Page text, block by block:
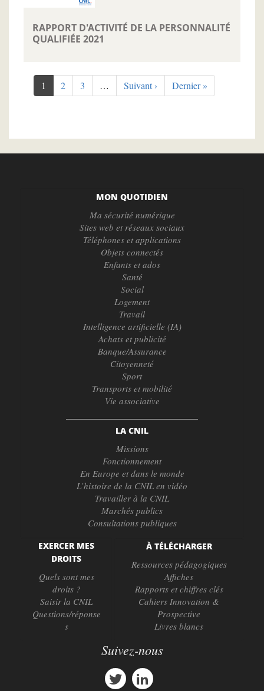
RAPPORT D'ACTIVITÉ DE LA PERSONNALITÉ
QUALIFIÉE 2021
Pagination
Page
courante
1 Page
2 Page
3 …
Page
suivante
Suivant ›
Dernière
page
Dernier »
MON QUOTIDIEN
Ma sécurité numérique
Sites web et réseaux sociaux
Téléphones et applications
Objets connectés
Enfants et ados
Santé
Social
Logement
Travail
Intelligence artificielle (IA)
Achats et publicité
Banque/Assurance
Citoyenneté
Sport
Transports et mobilité
Vie associative
LA CNIL
Missions
Fonctionnement
En Europe et dans le monde
L’histoire de la CNIL en vidéo
Travailler à la CNIL
Marchés publics
Consultations publiques
EXERCER MES
DROITS
Quels sont mes
droits ?
Saisir la CNIL
Questions/réponse
s
À TÉLÉCHARGER
Ressources pédagogiques
Affiches
Rapports et chiffres clés
Cahiers Innovation &
Prospective
Livres blancs
Suivez-nous